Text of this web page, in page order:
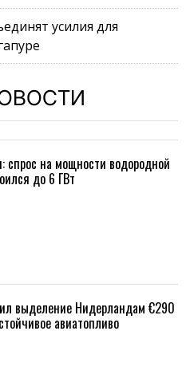
усилия для
спрос на мощности водородной
до 6 ГВт
выделение Нидерландам €290
авиатопливо